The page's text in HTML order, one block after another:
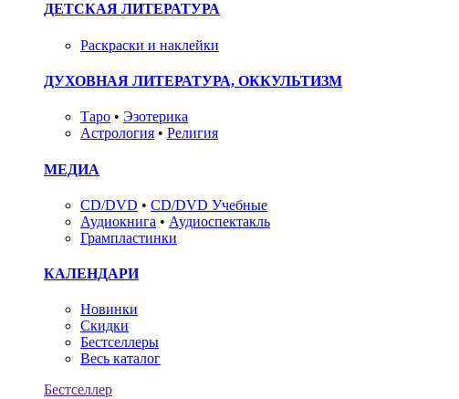
ДЕТСКАЯ ЛИТЕРАТУРА
Раскраски и наклейки
ДУХОВНАЯ ЛИТЕРАТУРА, ОККУЛЬТИЗМ
Таро • Эзотерика
Астрология • Религия
МЕДИА
CD/DVD • CD/DVD Учебные
Аудиокнига • Аудиоспектакль
Грампластинки
КАЛЕНДАРИ
Новинки
Скидки
Бестселлеры
Весь каталог
Бестселлер